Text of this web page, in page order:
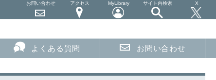
お問い合わせ アクセス MyLibrary サイト内検索 X
よくある質問 お問い合わせ